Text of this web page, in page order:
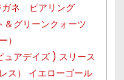
ガネ ピアリング
＆グリーンクォーツ
）
アデイズ ) スリース
ス） イエローゴール